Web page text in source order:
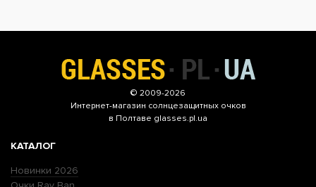
© 2009-2026
Интернет-магазин солнцезащитных очков
в Полтаве glasses.pl.ua
КАТАЛОГ
Новинки 2026